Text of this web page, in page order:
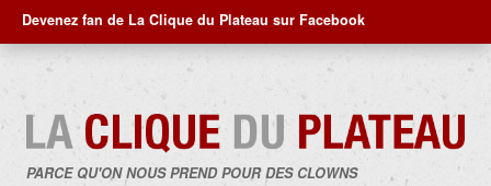
Devenez fan de La Clique du Plateau sur Facebook
PARCE QU'ON NOUS PREND POUR DES CLOWNS